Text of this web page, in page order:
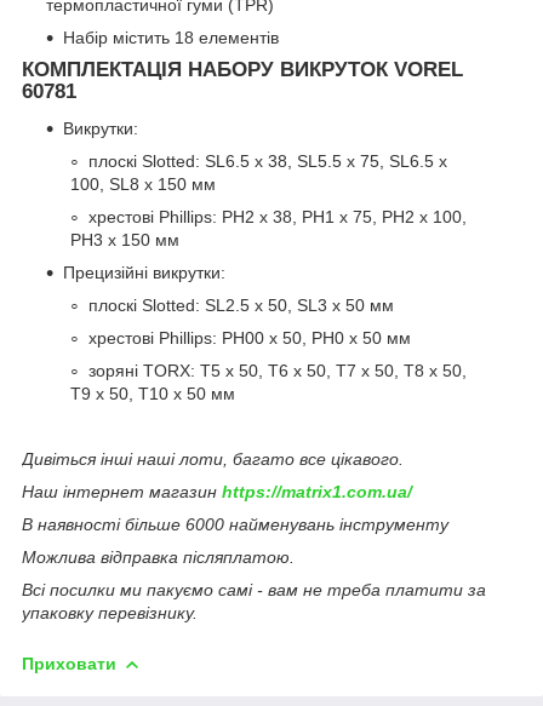
термопластичної гуми (TPR)
Набір містить 18 елементів
КОМПЛЕКТАЦІЯ НАБОРУ ВИКРУТОК VOREL
60781
Викрутки:
плоскі Slotted: SL6.5 x 38, SL5.5 x 75, SL6.5 x
100, SL8 x 150 мм
хрестові Phillips: PH2 x 38, PH1 x 75, PH2 x 100,
PH3 x 150 мм
Прецизійні викрутки:
плоскі Slotted: SL2.5 x 50, SL3 x 50 мм
хрестові Phillips: PH00 x 50, PH0 x 50 мм
зоряні TORX: T5 x 50, T6 x 50, T7 x 50, T8 x 50,
T9 x 50, T10 x 50 мм
Дивіться інші наші лоти, багато все цікавого.
Наш інтернет магазин https://matrix1.com.ua/
В наявності більше 6000 найменувань інструменту
Можлива відправка післяплатою.
Всі посилки ми пакуємо самі - вам не треба платити за
упаковку перевізнику.
Приховати